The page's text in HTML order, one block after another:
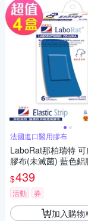
法國進口醫用膠布
LaboRat那柏瑞特
膠布(未滅菌) 藍色鋁
布6片(5x10cm)(4盒組)
$439
活動 券
加入購物